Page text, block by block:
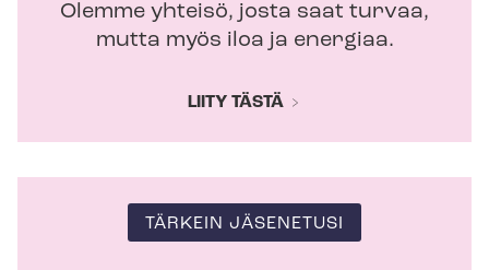
Olemme yhteisö, josta saat turvaa,
mutta myös iloa ja energiaa.
LIITY TÄSTÄ
TÄRKEIN JÄSENETUSI